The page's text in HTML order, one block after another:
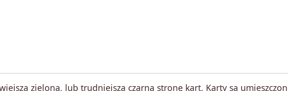
zieloną, lub trudniejsza czarną stronę kart. Karty są